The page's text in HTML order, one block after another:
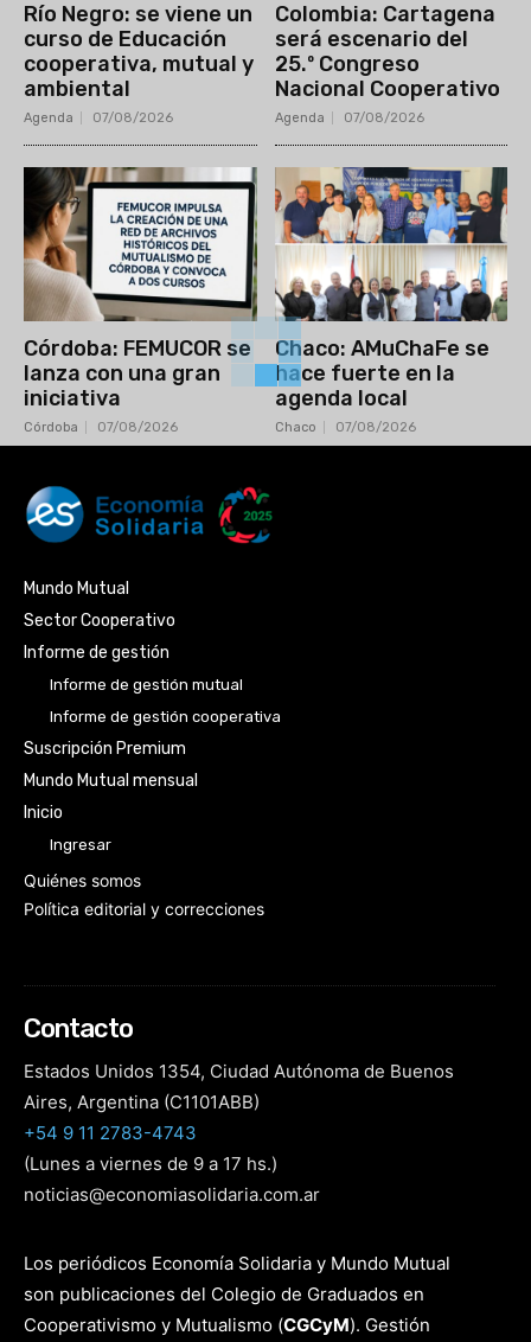
Río Negro: se viene un
curso de Educación
cooperativa, mutual y
ambiental
Agenda 07/08/2026
Colombia: Cartagena
será escenario del
25.º Congreso
Nacional Cooperativo
Agenda 07/08/2026
Córdoba: FEMUCOR se
lanza con una gran
iniciativa
Córdoba 07/08/2026
Chaco: AMuChaFe se
hace fuerte en la
agenda local
Chaco 07/08/2026
Mundo Mutual
Sector Cooperativo
Informe de gestión
Informe de gestión mutual
Informe de gestión cooperativa
Suscripción Premium
Mundo Mutual mensual
Inicio
Ingresar
Quiénes somos
Política editorial y correcciones
Contacto
Estados Unidos 1354, Ciudad Autónoma de Buenos
Aires, Argentina (C1101ABB)
+54 9 11 2783-4743
(Lunes a viernes de 9 a 17 hs.)
noticias@economiasolidaria.com.ar
Los periódicos Economía Solidaria y Mundo Mutual
son publicaciones del Colegio de Graduados en
Cooperativismo y Mutualismo (CGCyM). Gestión